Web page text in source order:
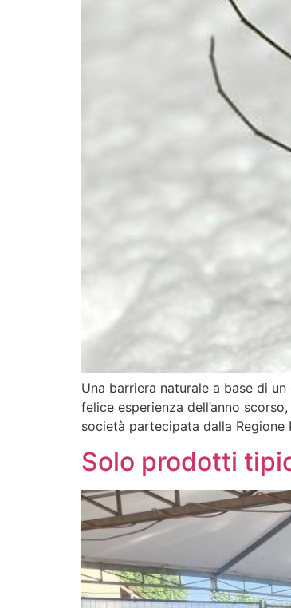
Una barriera naturale a base di
felice esperienza dell’anno
società partecipata dalla
Solo prodotti